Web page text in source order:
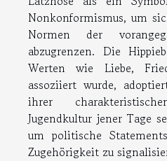
Nonkonformismus, um
Normen der
abzugrenzen. Die
Werten wie Liebe,
assoziiert wurde,
ihrer
Jugendkultur jener Tage
um politische
Zugehörigkeit zu